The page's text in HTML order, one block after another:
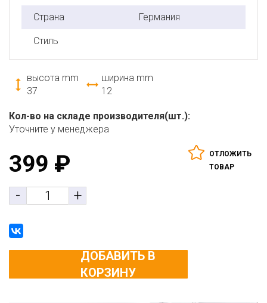
Страна Германия
Стиль
высота mm
37
ширина mm
12
Кол-во на складе производителя(шт.):
Уточните у менеджера
399 ₽
- +
ОТЛОЖИТЬ
ТОВАР
ДОБАВИТЬ В
КОРЗИНУ